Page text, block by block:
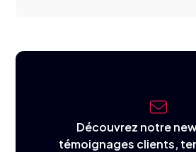
Découvrez notre
témoignages clients,